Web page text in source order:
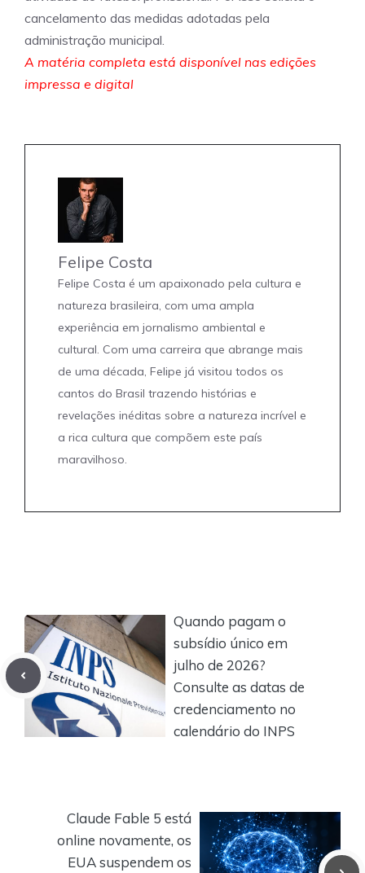
cancelamento das medidas adotadas pela
administração municipal.
A matéria completa está disponível nas edições
impressa e digital
Felipe Costa
Felipe Costa é um apaixonado pela cultura e
natureza brasileira, com uma ampla
experiência em jornalismo ambiental e
cultural. Com uma carreira que abrange mais
de uma década, Felipe já visitou todos os
cantos do Brasil trazendo histórias e
revelações inéditas sobre a natureza incrível e
a rica cultura que compõem este país
maravilhoso.
Quando pagam o
subsídio único em
julho de 2026?
Consulte as datas de
credenciamento no
calendário do INPS
Claude Fable 5 está
online novamente, os
EUA suspendem os